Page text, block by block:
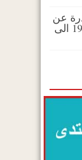
عن
المحكمة العليا من 1989 الى